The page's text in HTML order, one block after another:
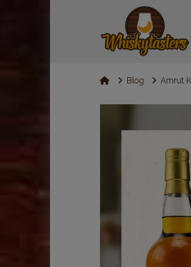
HomeBlog Amrut